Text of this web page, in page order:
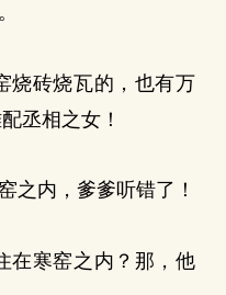
烧砖烧瓦的，也有万
丞相之女！
之内，爹爹听错了！
在寒窑之内？那，他